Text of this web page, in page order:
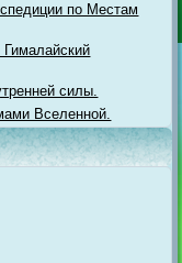
по Местам
силы.
Вселенной.